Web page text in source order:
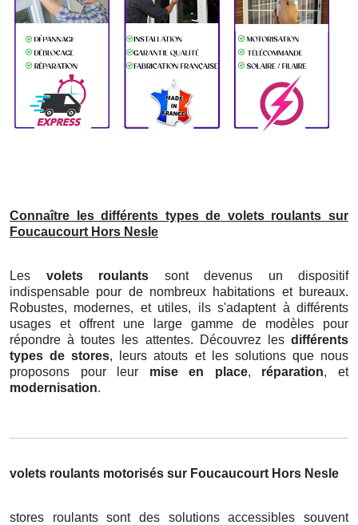
Connaître les différents types de volets roulants sur
Foucaucourt Hors Nesle
Les volets roulants sont devenus un dispositif
indispensable pour de nombreux habitations et bureaux.
Robustes, modernes, et utiles, ils s'adaptent à différents
usages et offrent une large gamme de modèles pour
répondre à toutes les attentes. Découvrez les différents
types de stores, leurs atouts et les solutions que nous
proposons pour leur mise en place, réparation, et
modernisation.
volets roulants motorisés sur Foucaucourt Hors Nesle
stores roulants sont des solutions accessibles souvent